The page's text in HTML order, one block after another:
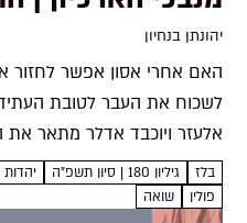
יהונתן בנחיון
האם אחרי אסון אפשר
לשכוח את העבר לטובת
אלעזר ויוכבד אדלר מתאר
אחת מני רבות המובילה מאסון
בלז גיליון 180 | סיון תשפ”ה יהדות
פולין
שואה